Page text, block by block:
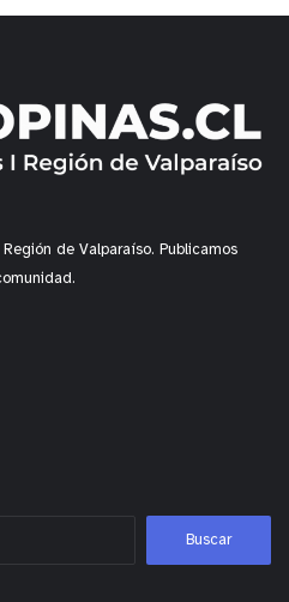
de Valparaíso. Publicamos